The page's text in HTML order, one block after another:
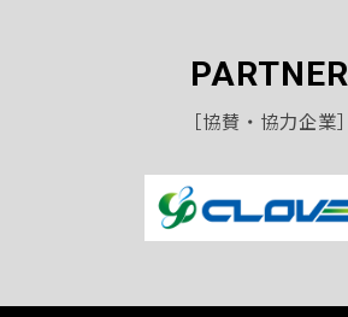
PARTNER
［協賛・協力企業］